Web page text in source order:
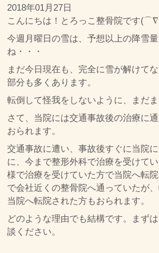
2018年01月27日
こんにちは！とろっこ整骨院です
今週月曜日の雪は、予想以上の降雪
ね・・・
まだ今日現在も、完全に雪が解けて
部分も多くあります。
転倒して怪我をしないように、まだ
さて、当院には交通事故後の治療に
おられます。
交通事故に遭い、事故後すぐに当院
に、今まで整形外科で治療を受けて
様で治療を受けていた方で当院へ転
で会社近くの整骨院へ通っていたが
当院へ転院された方もおられます。
どのような理由でも結構です。まず
談ください。